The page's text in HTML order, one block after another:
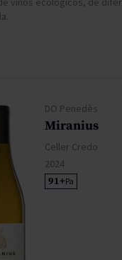
DO Penedès
Miranius
Celler Credo
2024
91+Pa